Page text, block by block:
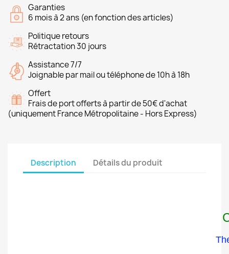
Garanties
6 mois à 2 ans (en fonction des articles)
Politique retours
Rétractation 30 jours
Assistance 7/7
Joignable par mail ou téléphone de 10h à 18h
Offert
Frais de port offerts à partir de 50€ d'achat
(uniquement France Métropolitaine - Hors Express)
Description Détails du produit